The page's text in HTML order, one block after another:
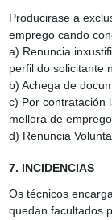
Producirase a
emprego cando
a) Renuncia
perfil do solicitante
b) Achega de
c) Por contratación
mellora de
d) Renuncia
7. INCIDENCIAS
Os técnicos
quedan facultados